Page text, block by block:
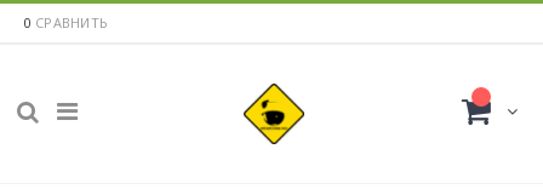
0 СРАВНИТЬ